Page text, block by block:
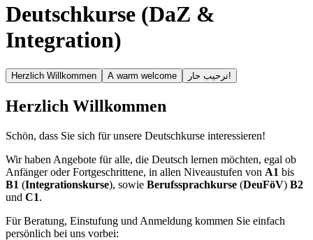
Deutschkurse (DaZ &
Integration)
Herzlich Willkommen A warm welcome ترحيب حار!
Herzlich Willkommen
Schön, dass Sie sich für unsere Deutschkurse interessieren!
Wir haben Angebote für alle, die Deutsch lernen möchten, egal ob
Anfänger oder Fortgeschrittene, in allen Niveaustufen von A1 bis
B1 (Integrationskurse), sowie Berufssprachkurse (DeuFöV) B2
und C1.
Für Beratung, Einstufung und Anmeldung kommen Sie einfach
persönlich bei uns vorbei: